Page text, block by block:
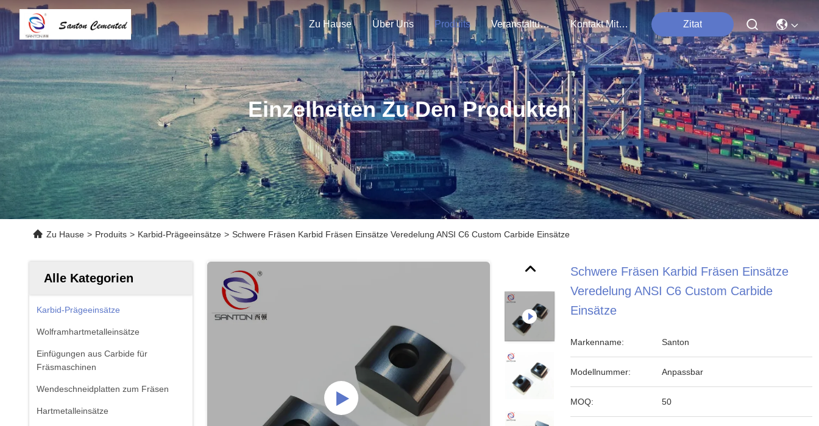
Zu Hause Über Uns Produits Veranstaltungen Kontakt Mit Uns Zitat
Einzelheiten Zu Den Produkten
Zu Hause > Produits > Karbid-Prägeeinsätze > Schwere Fräsen Karbid Fräsen Einsätze Veredelung ANSI C6 Custom Carbide Einsätze
Alle Kategorien
Karbid-Prägeeinsätze
Wolframhartmetalleinsätze
Einfügungen aus Carbide für
Fräsmaschinen
Wendeschneidplatten zum Fräsen
Hartmetalleinsätze
Schwere Fräsen Karbid Fräsen Einsätze
Veredelung ANSI C6 Custom Carbide
Einsätze
Markenname: Santon
Modellnummer: Anpassbar
MOQ: 50